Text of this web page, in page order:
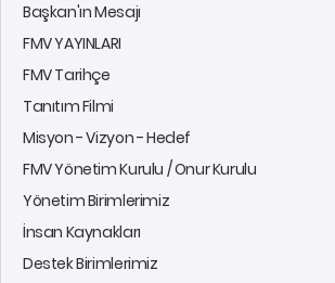
Başkan'ın Mesajı
FMV YAYINLARI
FMV Tarihçe
Tanıtım Filmi
Misyon - Vizyon - Hedef
FMV Yönetim Kurulu / Onur Kurulu
Yönetim Birimlerimiz
İnsan Kaynakları
Destek Birimlerimiz